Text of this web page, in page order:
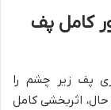
کامل پف
پف زیر چشم را
اثربخشی کامل